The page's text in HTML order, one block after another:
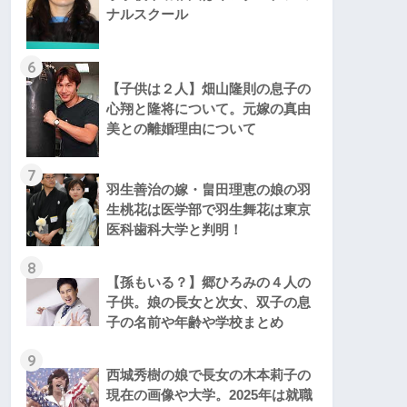
ナルスクール
6
【子供は２人】畑山隆則の息子の
心翔と隆将について。元嫁の真由
美との離婚理由について
7
羽生善治の嫁・畠田理恵の娘の羽
生桃花は医学部で羽生舞花は東京
医科歯科大学と判明！
8
【孫もいる？】郷ひろみの４人の
子供。娘の長女と次女、双子の息
子の名前や年齢や学校まとめ
9
西城秀樹の娘で長女の木本莉子の
現在の画像や大学。2025年は就職